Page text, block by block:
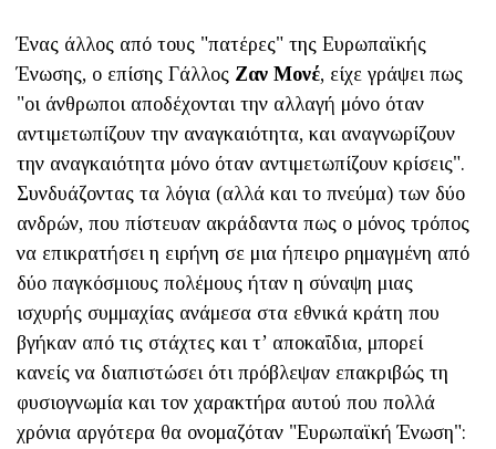
Ένας άλλος από τους "πατέρες" της Ευρωπαϊκής
Ένωσης, ο επίσης Γάλλος Ζαν Μονέ, είχε γράψει πως
"οι άνθρωποι αποδέχονται την αλλαγή μόνο όταν
αντιμετωπίζουν την αναγκαιότητα, και αναγνωρίζουν
την αναγκαιότητα μόνο όταν αντιμετωπίζουν κρίσεις".
Συνδυάζοντας τα λόγια (αλλά και το πνεύμα) των δύο
ανδρών, που πίστευαν ακράδαντα πως ο μόνος τρόπος
να επικρατήσει η ειρήνη σε μια ήπειρο ρημαγμένη από
δύο παγκόσμιους πολέμους ήταν η σύναψη μιας
ισχυρής συμμαχίας ανάμεσα στα εθνικά κράτη που
βγήκαν από τις στάχτες και τ’ αποκαΐδια, μπορεί
κανείς να διαπιστώσει ότι πρόβλεψαν επακριβώς τη
φυσιογνωμία και τον χαρακτήρα αυτού που πολλά
χρόνια αργότερα θα ονομαζόταν "Ευρωπαϊκή Ένωση":